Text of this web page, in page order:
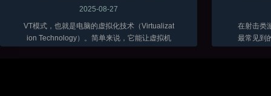
2025-08-27
VT模式，也就是电脑的虚拟化技术（Virtualizat
ion Technology）。简单来说，它能让虚拟机
在射击类
最常见到